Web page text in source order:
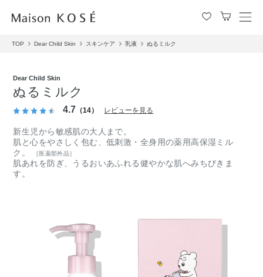
メ
TOP Dear Child Skin スキンケア 乳液 ぬるミルク
Dear Child Skin
ぬるミルク
4.7 （14） レビューを見る
新生児から敏感肌の大人まで。
肌と心をやさしく包む、低刺激・全身用の薬用高保湿ミル
ク。
［医薬部外品］
肌あれを防ぎ、うるおいあふれる健やかな肌へみちびきま
す。